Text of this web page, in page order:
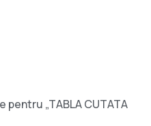
„TABLA CUTATA